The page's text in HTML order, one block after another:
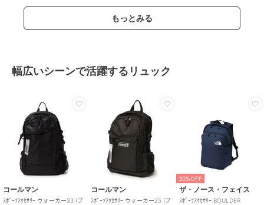
もっとみる
幅広いシーンで活躍するリュック
コールマン
ｽﾎﾟｰﾂｱｸｾｻﾘｰ ウォーカー33 (ブ
コールマン
ｽﾎﾟｰﾂｱｸｾｻﾘｰ ウォーカー25 (ブ
30%OFF
ザ・ノース・フェイス
ｽﾎﾟｰﾂｱｸｾｻﾘｰ BOULDER